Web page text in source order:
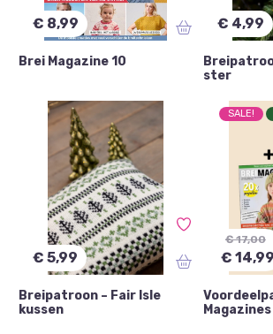
€ 8,99
Brei Magazine 10
€ 4,99
ster
€ 5,99
Breipatroon – Fair Isle
kussen
SALE!
€ 17,00
€ 14,99